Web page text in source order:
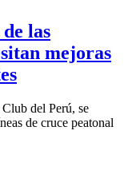
las
mejoras
del Perú, se
de cruce peatonal